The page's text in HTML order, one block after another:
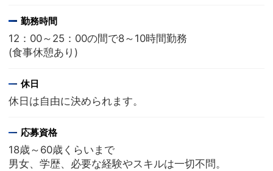
勤務時間
12：00～25：00の間で8～10時間勤務
(食事休憩あり)
休日
休日は自由に決められます。
応募資格
18歳～60歳くらいまで
男女、学歴、必要な経験やスキルは一切不問。